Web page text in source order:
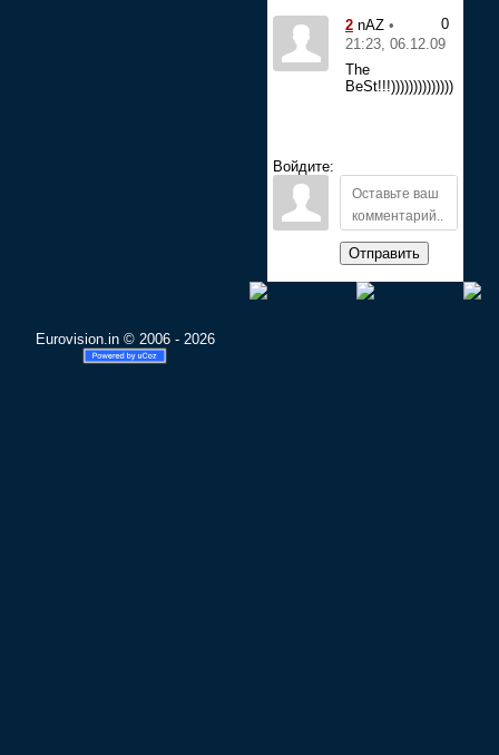
0
2 nAZ •
21:23, 06.12.09
The
BeSt!!!))))))))))))))
Войдите:
Отправить
Eurovision.in © 2006 - 2026